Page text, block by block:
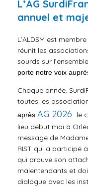
L’AG
annuel et
L’ALDSM est
réunit les
sourds sur
porte notre voix
Chaque année,
toutes les
après AG 2026
le
lieu début mai à
message de
RIST qui a participé
qui prouve son
malentendants et
dialogue avec les